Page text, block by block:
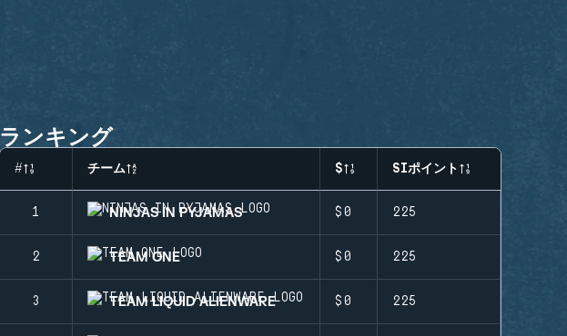
ランキング
# チーム $ SIポイント
1 NINJAS IN PYJAMAS $0 225
2 TEAM ONE $0 225
3 TEAM LIQUID ALIENWARE $0 225